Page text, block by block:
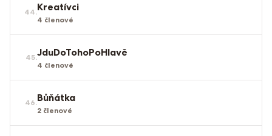
44.Kreatívci
4 členové
45.JduDoTohoPoHlavě
4 členové
46.Bůňátka
2 členové